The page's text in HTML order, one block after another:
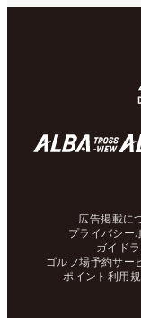
広告掲載に
プライバシー
ガイド
ゴルフ場予約サー
ポイント利用